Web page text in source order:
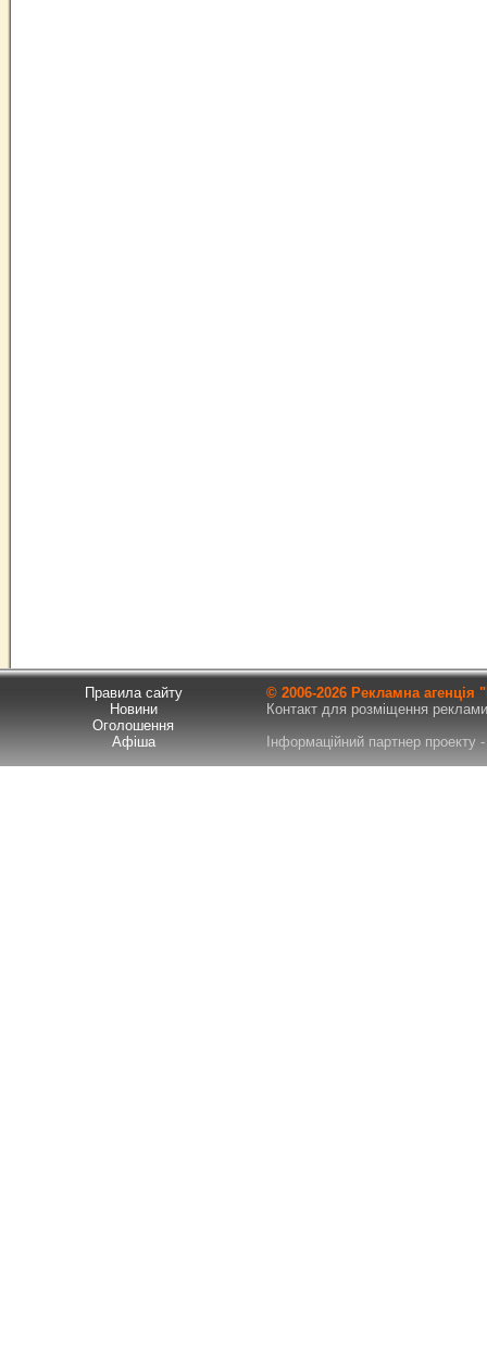
Правила сайту
Новини
Оголошення
Афіша
© 2006-2026 Рекламна
Контакт для розміщення
Інформаційний партнер проекту